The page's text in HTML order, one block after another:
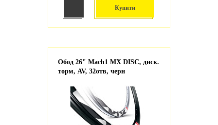
Купити
Обод 26" Mach1 MX DISC, диск.
торм, AV, 32отв, чeрн